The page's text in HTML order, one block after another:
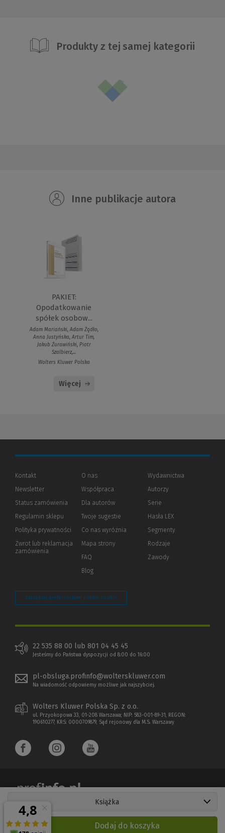
Książka
Dodaj do koszyka
Produkty z tej samej kategorii
Inne publikacje autora
PAKIET:
Opodatkowanie
spółek osobow...
Adam Mariański, Adam Żądło,
Anna Justyńska, Artur Tim,
Jakub Żurawiński, Piotr
Szalbierz,...
Wolters Kluwer Polska
Więcej
Kontakt
Newsletter
Status zamówienia
Regulamin sklepu
Polityka prywatności (Nowe
(Link
innej
Zwrot lub reklamacja
zamówienia
O nas
Współpraca
Dla autorów(Nowe
(Link
innej
Twoje sugestie
Co nas wyróżnia
Mapa strony
FAQ
Blog
Wydawnictwa
Autorzy
Serie
Hasła LEX
Segmenty
Rodzaje
Zawody
Zarządzaj preferencjami plików cookie
22 535 88 00 lub 801 04 45 45
Jesteśmy do Państwa dyspozycji od 8:00 do 16:00
pl-obsluga.profinfo@wolterskluwer.com
Na wiadomość odpowiemy możliwe jak najszybciej.
Wolters Kluwer Polska Sp. z o.o.
ul. Przyokopowa 33, 01-208 Warszawa; NIP: 583-001-89-31, REGON:
190610277, KRS: 0000709879, Sąd rejonowy dla M.S. Warszawy
Copyright 1997 - 2026 Wolters Kluwer Polska Sp. z o.o.